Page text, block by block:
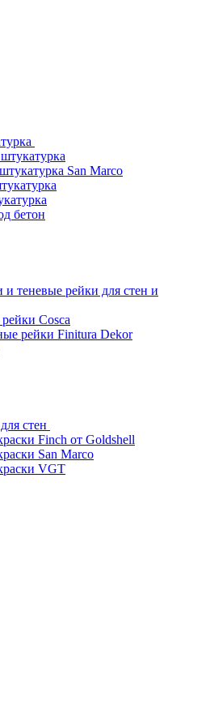
San Marco
бетон
теневые рейки для стен и
Cosca
рейки Finitura Dekor
стен
Finch от Goldshell
San Marco
VGT